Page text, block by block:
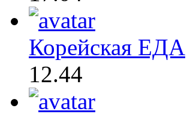
Корейская ЕДА
12.44